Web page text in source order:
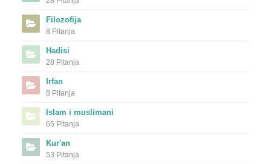
Filozofija
8 Pitanja
Hadisi
28 Pitanja
Irfan
8 Pitanja
Islam i muslimani
65 Pitanja
Kur'an
53 Pitanja